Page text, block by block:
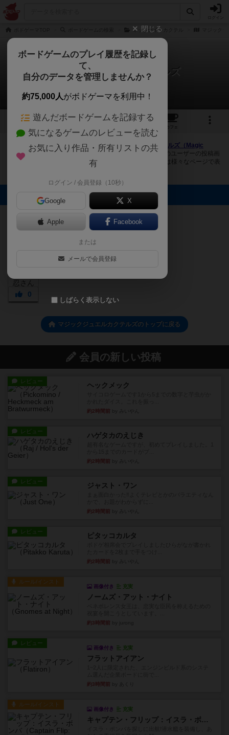
ミッドナイトカクテル
マジックジュエルカクテルズ
1件の画像
1
カフェ
ボドゲーマにログインすると、 「マジックジュエルカクテルズ（Magic
Jewel Cocktails）」 の画像をアップロード出来たり、他のユーザーの投稿画
像に評価を付けることができます。また、トップ6の画像は様々なページで表
0
マジックジュエルカクテルズのトップに戻る
会員の新しい投稿
レビュー ヘックメック
約2時間前
レビュー ハゲタカのえじき
約2時間前
レビュー ジャスト・ワン
約2時間前
レビュー ピタッコカルタ
約2時間前
ルール/インスト
画像付き 充実
ノームズ・アット・ナイト
約3時間前
レビュー
画像付き 充実
フラットアイアン
約3時間前
ルール/インスト
画像付き 充実
キャプテン・フリップ：イスラ・ボンバ
閉じる
ボードゲームのプレイ履歴を記録し
て、
自分のデータを管理しませんか？
約75,000人がボドゲーマを利用中！
遊んだボードゲームを記録する
気になるゲームのレビューを読む
お気に入り作品・所有リストの共
有
ログイン / 会員登録（10秒）
Google X
Apple Facebook
または
メールで会員登録
しばらく表示しない